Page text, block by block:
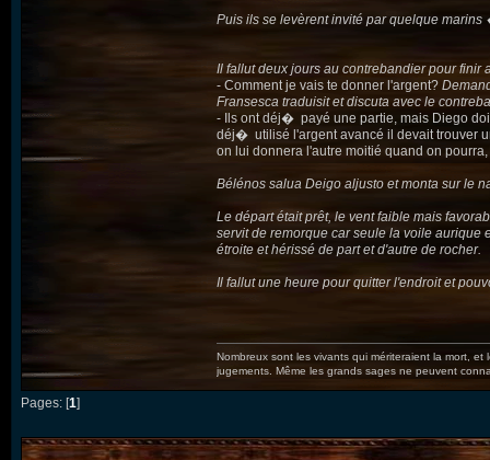
Puis ils se levèrent invité par quelque
Il fallut deux jours au contrebandier pour finir
- Comment je vais te donner l'argent?
Fransesca traduisit et discuta avec le
- Ils ont déj� payé une partie, mais Diego
déj� utilisé l'argent avancé il devait trouver
on lui donnera l'autre moitié quand on
Bélénos salua Deigo aljusto et monta sur le
Le départ était prêt, le vent faible mais
servit de remorque car seule la voile aurique
étroite et hérissé de part et d'autre de rocher.
Il fallut une heure pour quitter l'endroit et
Nombreux sont les vivants qui mériteraient la mort,
jugements. Même les grands sages ne peuvent
Pages: [1]